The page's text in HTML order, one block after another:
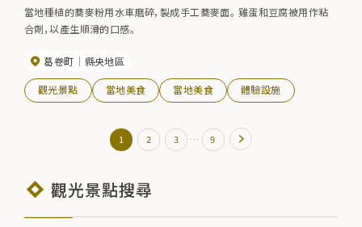
當地種植的蕎麥粉用水車磨碎，製成手工蕎麥面。 雞蛋和豆腐被用作粘
合劑，以產生順滑的口感。
葛卷町 縣央地區
觀光景點 當地美食 當地美食 體驗設施
1 2 3 … 9
觀光景點搜尋